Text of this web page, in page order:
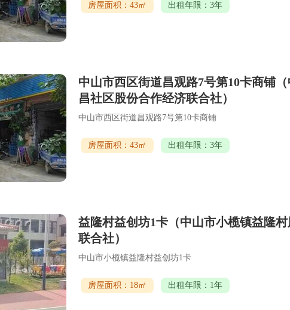
房屋面积：43㎡ 出租年限：3年
中山市西区街道昌观路7号第10卡商铺
昌社区股份合作经济联合社）
中山市西区街道昌观路7号第10卡商铺
房屋面积：43㎡ 出租年限：3年
益隆村益创坊1卡（中山市小榄镇益隆
联合社）
中山市小榄镇益隆村益创坊1卡
房屋面积：18㎡ 出租年限：1年